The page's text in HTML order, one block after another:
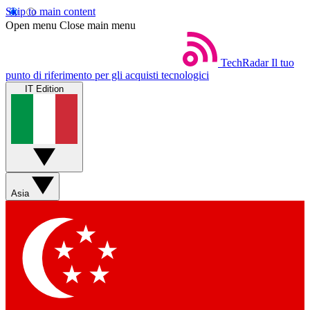
Skip to main content
Open menu Close main menu
TechRadar Il tuo
punto di riferimento per gli acquisti tecnologici
IT Edition
Asia